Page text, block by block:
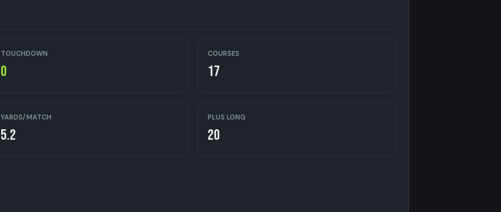
TOUCHDOWN
0
COURSES
17
YARDS/MATCH
5.2
PLUS LONG
20